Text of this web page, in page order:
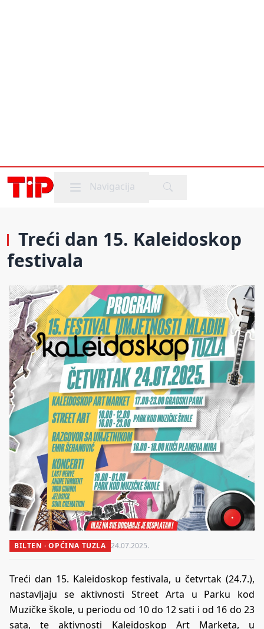
Mobile menu
Navigacija
Treći dan 15. Kaleidoskop
festivala
BILTEN · OPĆINA TUZLA 24.07.2025.
Treći dan 15. Kaleidoskop festivala, u četvrtak (24.7.),
nastavljaju se aktivnosti Street Arta u Parku kod
Muzičke škole, u periodu od 10 do 12 sati i od 16 do 23
sata, te aktivnosti Kaleidoskop Art Marketa, u